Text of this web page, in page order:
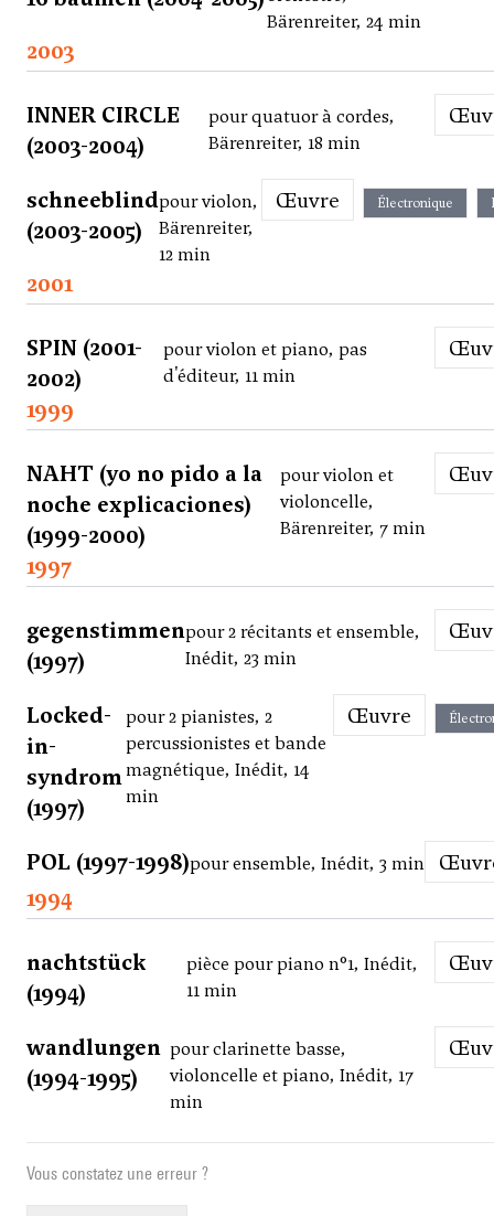
Bärenreiter, 24 min
2003
INNER CIRCLE
(2003-2004)
pour quatuor à cordes,
Bärenreiter, 18 min
schneeblind
(2003-2005)
pour violon,
Bärenreiter,
12 min
Œuvre Électronique
2001
SPIN (2001-
2002)
pour violon et piano, pas
d'éditeur, 11 min
1999
NAHT (yo no pido a la
noche explicaciones)
(1999-2000)
pour violon et
violoncelle,
Bärenreiter, 7 min
1997
gegenstimmen
(1997)
pour 2 récitants et ensemble,
Inédit, 23 min
Locked-
in-
syndrom
(1997)
pour 2 pianistes, 2
percussionistes et bande
magnétique, Inédit, 14
min
Œuvre
POL (1997-1998)pour ensemble, Inédit, 3 min
1994
nachtstück
(1994)
pièce pour piano n°1, Inédit,
11 min
wandlungen
(1994-1995)
pour clarinette basse,
violoncelle et piano, Inédit, 17
min
Vous constatez une erreur ?